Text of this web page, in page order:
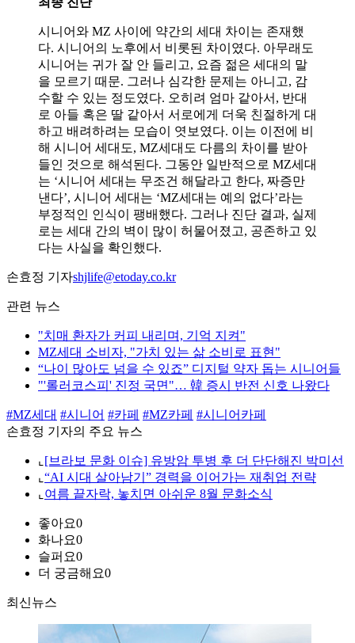
시니어와 MZ 사이에 약간의 세대 차이는 존재했
다. 시니어의 노후에서 비롯된 차이였다. 아무래도
시니어는 귀가 잘 안 들리고, 요즘 젊은 세대의 말
을 모르기 때문. 그러나 심각한 문제는 아니고, 감
수할 수 있는 정도였다. 오히려 엄마 같아서, 반대
로 아들 혹은 딸 같아서 서로에게 더욱 친절하게 대
하고 배려하려는 모습이 엿보였다. 이는 이전에 비
해 시니어 세대도, MZ세대도 다름의 차이를 받아
들인 것으로 해석된다. 그동안 일반적으로 MZ세대
는 ‘시니어 세대는 무조건 해달라고 한다, 짜증만
낸다’, 시니어 세대는 ‘MZ세대는 예의 없다’라는
부정적인 인식이 팽배했다. 그러나 진단 결과, 실제
로는 세대 간의 벽이 많이 허물어졌고, 공존하고 있
다는 사실을 확인했다.
손효정 기자shjlife@etoday.co.kr
관련 뉴스
"치매 환자가 커피 내리며, 기억 지켜"
MZ세대 소비자, "가치 있는 삶 소비로 표현"
“나이 많아도 넘을 수 있죠” 디지털 약자 돕는 시니어들
"'롤러코스피' 진정 국면"… 韓 증시 반전 신호 나왔다
#MZ세대 #시니어 #카페 #MZ카페 #시니어카페
손효정 기자의 주요 뉴스
⌞ [브라보 문화 이슈] 유방암 투병 후 더 단단해진 박미선
⌞ “AI 시대 살아남기” 경력을 이어가는 재취업 전략
⌞ 여름 끝자락, 놓치면 아쉬운 8월 문화소식
좋아요0
화나요0
슬퍼요0
더 궁금해요0
최신뉴스